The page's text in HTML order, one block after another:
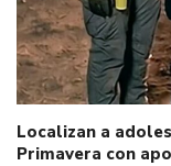
Localizan a
Primavera con